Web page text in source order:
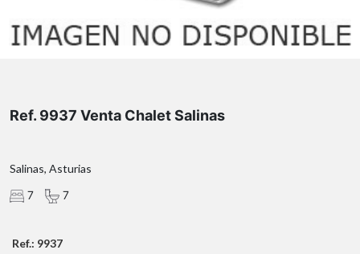
Ref. 9937 Venta Chalet Salinas
Salinas, Asturias
7
7
Ref.: 9937